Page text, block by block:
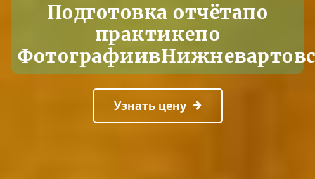
Подготовка отчётапо
практикeпо
Узнать цену